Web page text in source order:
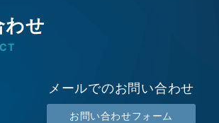
わせ
メールでのお問い合わせ
お問い合わせフォーム